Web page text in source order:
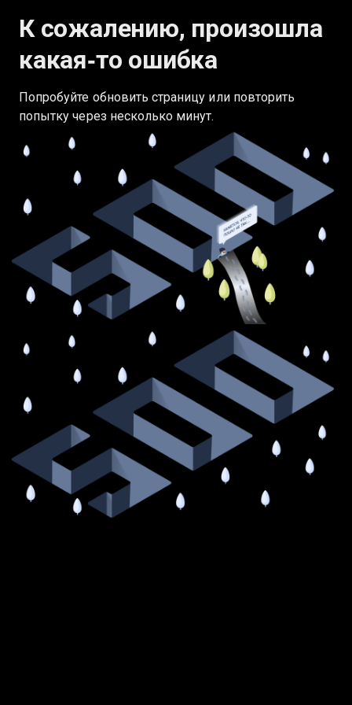
К сожалению, произошла
какая‑то ошибка
Попробуйте обновить страницу или повторить
попытку через несколько минут.